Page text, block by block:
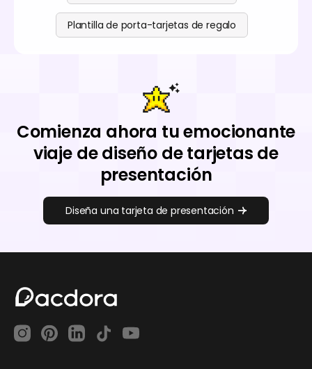
Plantilla de porta-tarjetas de regalo
Comienza ahora tu emocionante
viaje de diseño de tarjetas de
presentación
Diseña una tarjeta de presentación